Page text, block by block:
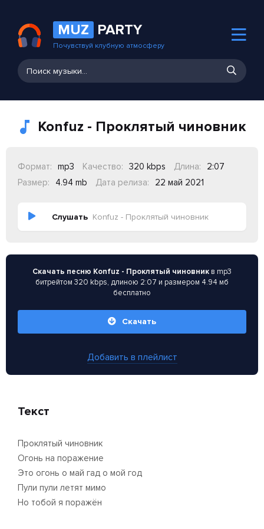
MUZ PARTY
Почувствуй клубную атмосферу
Konfuz - Проклятый чиновник
Формат: mp3 Качество: 320 kbps Длина:
2:07
Размер:
4.94 mb Дата релиза: 22 май 2021
Слушать Konfuz - Проклятый чиновник
Скачать песню Konfuz - Проклятый чиновник в mp3
битрейтом 320 kbps, длиною 2:07 и размером 4.94 мб
бесплатно
Скачать
Добавить в плейлист
Текст
Проклятый чиновник
Огонь на поражение
Это огонь о май гад о мой год
Пули пули летят мимо
Но тобой я поражён